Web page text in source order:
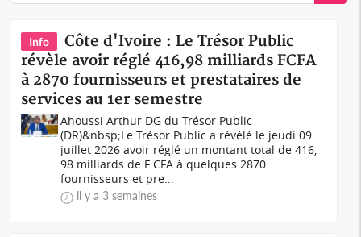
Info
Côte d'Ivoire : Le Trésor Public
révèle avoir réglé 416,98 milliards FCFA
à 2870 fournisseurs et prestataires de
services au 1er semestre
Ahoussi Arthur DG du Trésor Public
(DR)&nbsp;Le Trésor Public a révélé le jeudi 09
juillet 2026 avoir réglé un montant total de 416,
98 milliards de F CFA à quelques 2870
fournisseurs et pre...
il y a 3 semaines